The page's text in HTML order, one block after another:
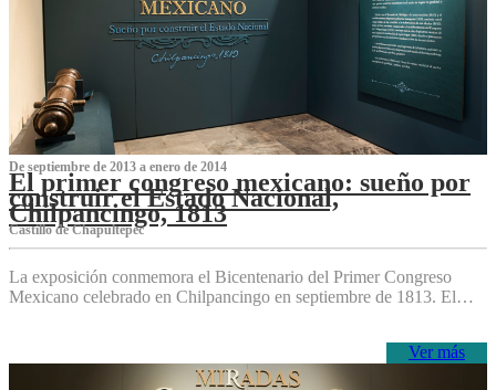
De septiembre de 2013 a enero de 2014
El primer congreso mexicano: sueño por
construir el Estado Nacional,
Chilpancingo, 1813
Castillo de Chapultepec
La exposición conmemora el Bicentenario del Primer Congreso
Mexicano celebrado en Chilpancingo en septiembre de 1813. El…
Ver más